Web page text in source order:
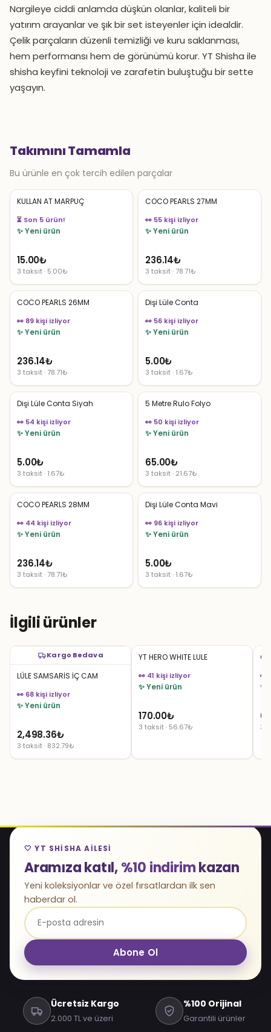
Nargileye ciddi anlamda düşkün olanlar, kaliteli bir
yatırım arayanlar ve şık bir set isteyenler için idealdir.
Çelik parçaların düzenli temizliği ve kuru saklanması,
hem performansı hem de görünümü korur. YT Shisha ile
shisha keyfini teknoloji ve zarafetin buluştuğu bir sette
yaşayın.
Takımını Tamamla
Bu ürünle en çok tercih edilen parçalar
KULLAN AT MARPUÇ
⏳ Son 5 ürün!
✨ Yeni ürün
15.00₺
3 taksit · 5.00₺
COCO PEARLS 27MM
👀 55 kişi izliyor
✨ Yeni ürün
236.14₺
3 taksit · 78.71₺
COCO PEARLS 26MM
👀 89 kişi izliyor
✨ Yeni ürün
236.14₺
3 taksit · 78.71₺
Dişi Lüle Conta
👀 56 kişi izliyor
✨ Yeni ürün
5.00₺
3 taksit · 1.67₺
Dişi Lüle Conta Siyah
👀 54 kişi izliyor
✨ Yeni ürün
5.00₺
3 taksit · 1.67₺
5 Metre Rulo Folyo
👀 50 kişi izliyor
✨ Yeni ürün
65.00₺
3 taksit · 21.67₺
COCO PEARLS 28MM
👀 44 kişi izliyor
✨ Yeni ürün
236.14₺
3 taksit · 78.71₺
Dişi Lüle Conta Mavi
👀 96 kişi izliyor
✨ Yeni ürün
5.00₺
3 taksit · 1.67₺
İlgili ürünler
Kargo Bedava
LÜLE SAMSARİS İÇ CAM
👀 68 kişi izliyor
✨ Yeni ürün
2,498.36₺
3 taksit · 832.79₺
YT HERO WHITE LULE
👀 41 kişi izliyor
✨ Yeni ürün
170.00₺
3 taksit · 56.67₺
👀
✨
3
🤍 YT SHISHA AILESI
Aramıza katıl,%10 indirimkazan
Yeni koleksiyonlar ve özel fırsatlardan ilk sen
haberdar ol.
Abone Ol
Ücretsiz Kargo
2.000 TL ve üzeri
%100 Orijinal
Garantili ürünler